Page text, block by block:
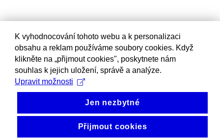
K vyhodnocování tohoto webu a k personalizaci
obsahu a reklam používáme soubory cookies. Když
klikněte na „přijmout cookies", poskytnete nám
souhlas k jejich uložení, správě a analýze.
Upravit možnosti
Jen nezbytné
Přijmout cookies